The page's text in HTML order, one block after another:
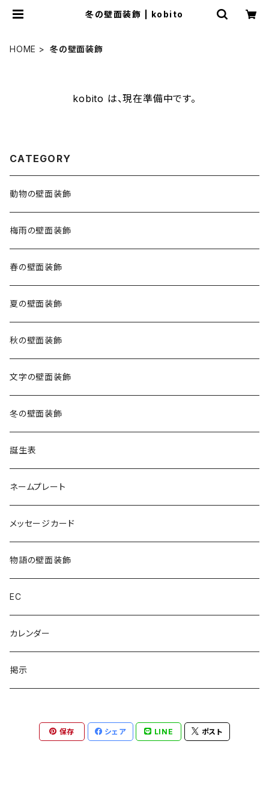
冬の壁面装飾 | kobito
HOME 冬の壁面装飾
kobito は、現在準備中です。
CATEGORY
動物の壁面装飾
梅雨の壁面装飾
春の壁面装飾
夏の壁面装飾
秋の壁面装飾
文字の壁面装飾
冬の壁面装飾
誕生表
ネームプレート
メッセージカード
物語の壁面装飾
EC
カレンダー
掲示
保存 シェア LINE ポスト